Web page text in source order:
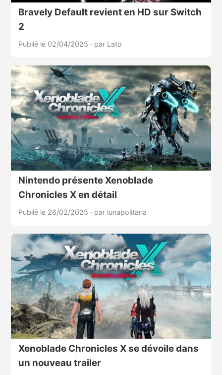
Bravely Default revient en HD sur Switch
2
Publié le 02/04/2025 · par Lato
Nintendo présente Xenoblade
Chronicles X en détail
Publié le 26/02/2025 · par lunapolitana
Xenoblade Chronicles X se dévoile dans
un nouveau trailer